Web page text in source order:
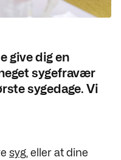
give dig en
sygefravær
sygedage. Vi
syg , eller at dine